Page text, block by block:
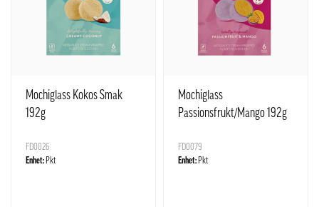
Mochiglass Kokos Smak
192g
FD0026
Enhet: Pkt
Mochiglass
Passionsfrukt/Mango 192g
FD0079
Enhet: Pkt